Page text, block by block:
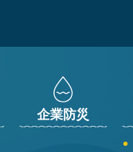
企業防災